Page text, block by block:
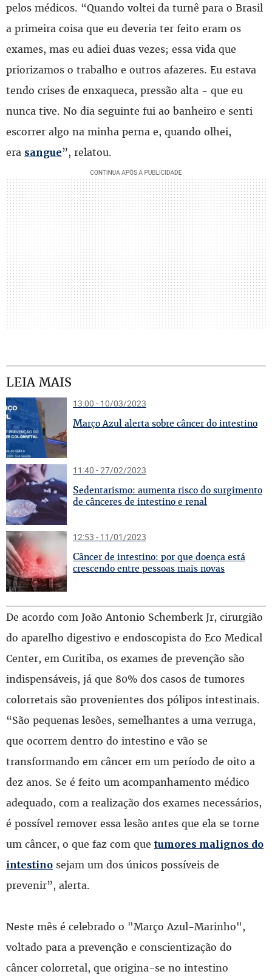
pelos médicos. “Quando voltei da turnê para o Brasil
a primeira coisa que eu deveria ter feito eram os
exames, mas eu adiei duas vezes; essa vida que
priorizamos o trabalho e outros afazeres. Eu estava
tendo crises de enxaqueca, pressão alta - que eu
nunca tive. No dia seguinte fui ao banheiro e senti
escorrer algo na minha perna e, quando olhei,
era sangue”, relatou.
LEIA MAIS
13:00 - 10/03/2023
Março Azul alerta sobre câncer do intestino
11:40 - 27/02/2023
Sedentarismo: aumenta risco do surgimento
de cânceres de intestino e renal
12:53 - 11/01/2023
Câncer de intestino: por que doença está
crescendo entre pessoas mais novas
De acordo com João Antonio Schemberk Jr, cirurgião
do aparelho digestivo e endoscopista do Eco Medical
Center, em Curitiba, os exames de prevenção são
indispensáveis, já que 80% dos casos de tumores
colorretais são provenientes dos pólipos intestinais.
“São pequenas lesões, semelhantes a uma verruga,
que ocorrem dentro do intestino e vão se
transformando em câncer em um período de oito a
dez anos. Se é feito um acompanhamento médico
adequado, com a realização dos exames necessários,
é possível remover essa lesão antes que ela se torne
um câncer, o que faz com que tumores malignos do
intestino sejam um dos únicos possíveis de
prevenir”, alerta.
Neste mês é celebrado o "Março Azul-Marinho",
voltado para a prevenção e conscientização do
câncer colorretal, que origina-se no intestino